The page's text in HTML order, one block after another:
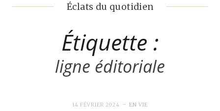
Éclats du quotidien
Étiquette :
ligne éditoriale
14 FÉVRIER 2024 EN VIE